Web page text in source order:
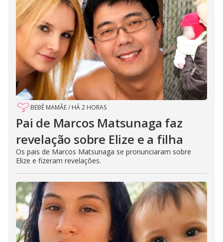
BEBÊ MAMÃE/ HÁ 2 HORAS
Pai de Marcos Matsunaga faz
revelação sobre Elize e a filha
Os pais de Marcos Matsunaga se pronunciaram sobre
Elize e fizeram revelações.